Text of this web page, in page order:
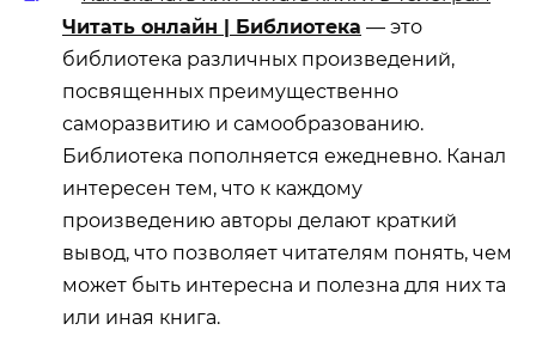
Читать онлайн | Библиотека — это
библиотека различных произведений,
посвященных преимущественно
саморазвитию и самообразованию.
Библиотека пополняется ежедневно. Канал
интересен тем, что к каждому
произведению авторы делают краткий
вывод, что позволяет читателям понять, чем
может быть интересна и полезна для них та
или иная книга.